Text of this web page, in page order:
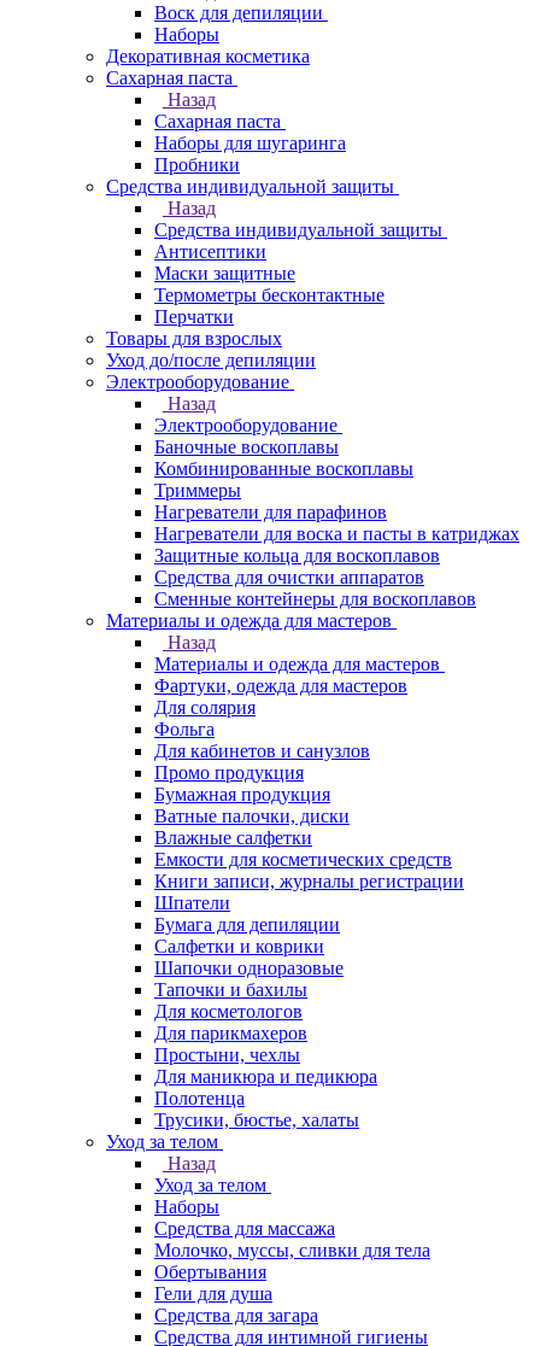
Воск для депиляции
Наборы
Декоративная косметика
Сахарная паста
Назад
Сахарная паста
Наборы для шугаринга
Пробники
Средства индивидуальной защиты
Назад
Средства индивидуальной защиты
Антисептики
Маски защитные
Термометры бесконтактные
Перчатки
Товары для взрослых
Уход до/после депиляции
Электрооборудование
Назад
Электрооборудование
Баночные воскоплавы
Комбинированные воскоплавы
Триммеры
Нагреватели для парафинов
Нагреватели для воска и пасты в катриджах
Защитные кольца для воскоплавов
Средства для очистки аппаратов
Сменные контейнеры для воскоплавов
Материалы и одежда для мастеров
Назад
Материалы и одежда для мастеров
Фартуки, одежда для мастеров
Для солярия
Фольга
Для кабинетов и санузлов
Промо продукция
Бумажная продукция
Ватные палочки, диски
Влажные салфетки
Емкости для косметических средств
Книги записи, журналы регистрации
Шпатели
Бумага для депиляции
Салфетки и коврики
Шапочки одноразовые
Тапочки и бахилы
Для косметологов
Для парикмахеров
Простыни, чехлы
Для маникюра и педикюра
Полотенца
Трусики, бюстье, халаты
Уход за телом
Назад
Уход за телом
Наборы
Средства для массажа
Молочко, муссы, сливки для тела
Обертывания
Гели для душа
Средства для загара
Средства для интимной гигиены